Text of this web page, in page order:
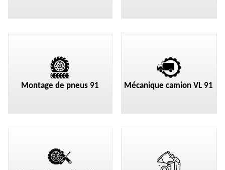
Montage de pneus 91 Mécanique camion VL 91